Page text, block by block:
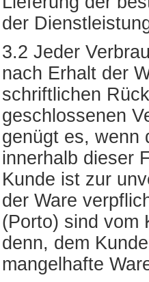
der
3.2 Jeder
nach Erhalt der
schriftlichen
geschlossenen
genügt es, wenn
innerhalb dieser
Kunde ist zur
der Ware
(Porto) sind vom
denn, dem
mangelhafte